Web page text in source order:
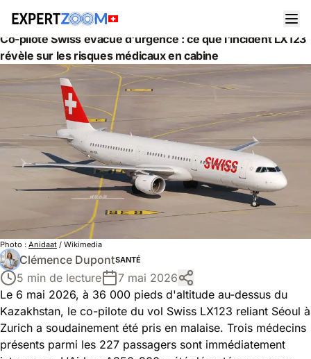
Actualités
Santé
Co-pilote Swiss évacué d'urgence : ce que l'incident LX123
révèle sur les risques médicaux en cabine
Photo : Anidaat / Wikimedia
Clémence DupontSANTÉ
5 min de lecture
7 mai 2026
Le 6 mai 2026, à 36 000 pieds d'altitude au-dessus du
Kazakhstan, le co-pilote du vol Swiss LX123 reliant Séoul à
Zurich a soudainement été pris en malaise. Trois médecins
présents parmi les 227 passagers sont immédiatement